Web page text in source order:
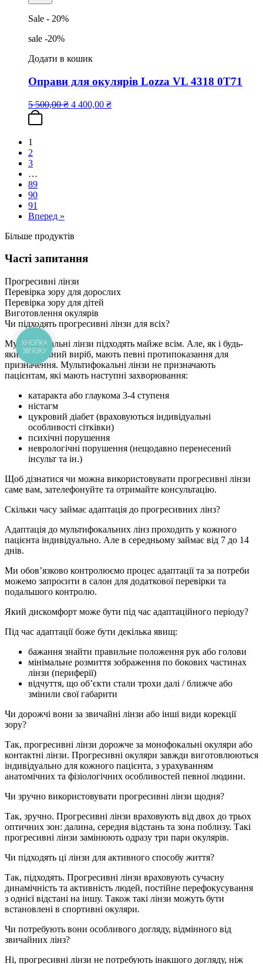
Sale - 20%
sale -20%
Додати в кошик
Оправи для окулярів Lozza VL 4318 0T71
5 500,00₴ 4 400,00 ₴
1
2
3
…
89
90
91
Вперед »
Більше продуктів
Часті запитання
Прогресивні лінзи
Перевірка зору для дорослих
Перевірка зору для дітей
Виготовлення окулярів
Чи підходять прогресивні лінзи для всіх?
Мультифокальні лінзи підходять майже всім. Але, як і будь-
який медичний виріб, мають певні протипоказання для
призначення. Мультифокальні лінзи не призначають
пацієнтам, які мають наступні захворювання:
катаракта або глаукома 3-4 ступеня
ністагм
цукровий діабет (враховуються індивідуальні
особливості сітківки)
психічні порушення
неврологічні порушення (нещодавно перенесений
інсульт та ін.)
Щоб дізнатися чи можна використовувати прогресивні лінзи
саме вам, зателефонуйте та отримайте консультацію.
Скільки часу займає адаптація до прогресивних лінз?
Адаптація до мультифокальних лінз проходить у кожного
пацієнта індивідуально. Але в середньому займає від 7 до 14
днів.
Ми обов’язково контролюємо процес адаптації та за потреби
можемо запросити в салон для додаткової перевірки та
подальшого контролю.
Який дискомфорт може бути під час адаптаційного періоду?
Під час адаптації боже бути декілька явищ:
бажання знайти правильне положення рук або голови
мінімальне розмиття зображення по бокових частинах
лінзи (периферії)
відчуття, що об’єкти стали трохи далі / ближче або
змінили свої габарити
Чи дорожчі вони за звичайні лінзи або інші види корекції
зору?
Так, прогресивні лінзи дорожче за монофокальні окуляри або
контактні лінзи. Прогресивні окуляри завжди виготовлюються
індивідуально для кожного пацієнта, з урахуванням
анатомічних та фізіологічних особливостей певної людини.
Чи зручно використовувати прогресивні лінзи щодня?
Так, зручно. Прогресивні лінзи враховують від двох до трьох
оптичних зон: далина, середня відстань та зона поблизу. Такі
прогресивні лінзи замінюють одразу три пари окулярів.
Чи підходять ці лінзи для активного способу життя?
Так, підходять. Прогресивні лінзи враховують сучасну
динамічність та активність людей, постійне перефокусування
з однієї відстані на іншу. Також такі лінзи можуть бути
встановлені в спортивні окуляри.
Чи потребують вони особливого догляду, відмінного від
звичайних лінз?
Ні, прогресивні лінзи не потребують інакшого догляду, ніж
КНОПКА
ЗВ'ЯЗКУ